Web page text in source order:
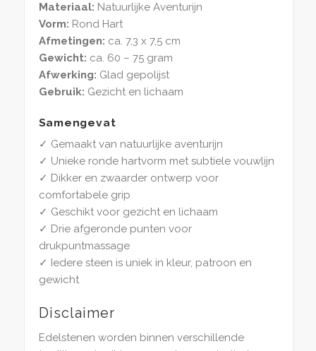
Materiaal: Natuurlijke Aventurijn
Vorm: Rond Hart
Afmetingen: ca. 7,3 x 7,5 cm
Gewicht: ca. 60 – 75 gram
Afwerking: Glad gepolijst
Gebruik: Gezicht en lichaam
Samengevat
✓ Gemaakt van natuurlijke aventurijn
✓ Unieke ronde hartvorm met subtiele vouwlijn
✓ Dikker en zwaarder ontwerp voor
comfortabele grip
✓ Geschikt voor gezicht en lichaam
✓ Drie afgeronde punten voor
drukpuntmassage
✓ Iedere steen is uniek in kleur, patroon en
gewicht
Disclaimer
Edelstenen worden binnen verschillende